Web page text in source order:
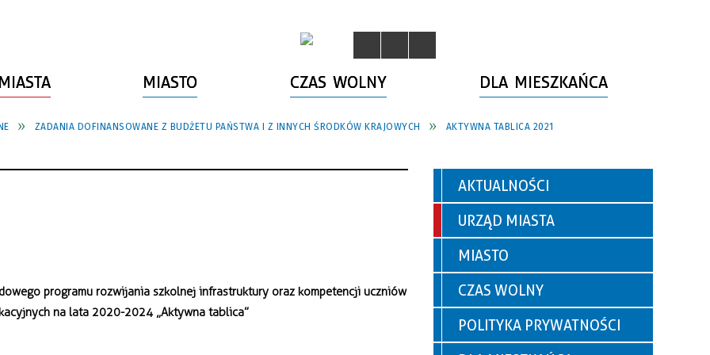
MIASTO CZAS WOLNY DLA MIESZKAŃCA
ZADANIA DOFINANSOWANE Z BUDŻETU PAŃSTWA I Z INNYCH ŚRODKÓW KRAJOWYCH AKTYWNA TABLICA 2021
programu rozwijania szkolnej infrastruktury oraz kompetencji uczniów
na lata 2020-2024 „Aktywna tablica”
AKTUALNOŚCI
URZĄD MIASTA
MIASTO
CZAS WOLNY
POLITYKA PRYWATNOŚCI